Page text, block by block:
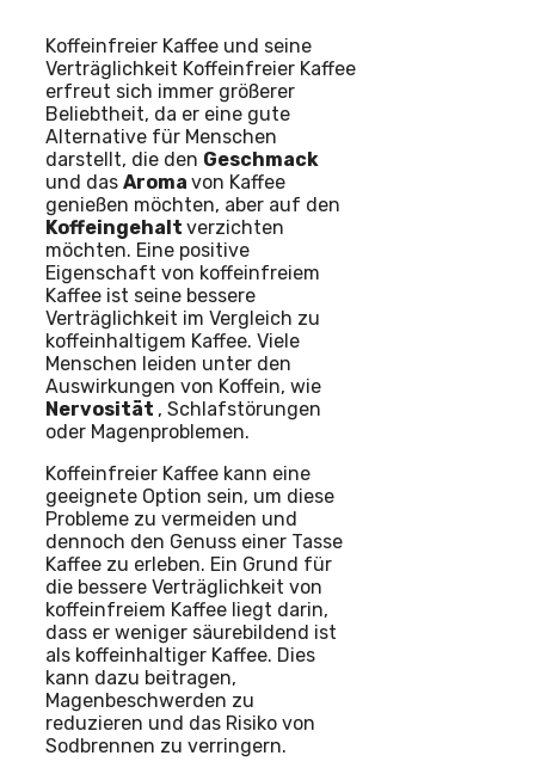
Koffeinfreier Kaffee und seine
Verträglichkeit Koffeinfreier Kaffee
erfreut sich immer größerer
Beliebtheit, da er eine gute
Alternative für Menschen
darstellt, die den Geschmack
und das Aroma von Kaffee
genießen möchten, aber auf den
Koffeingehalt verzichten
möchten. Eine positive
Eigenschaft von koffeinfreiem
Kaffee ist seine bessere
Verträglichkeit im Vergleich zu
koffeinhaltigem Kaffee. Viele
Menschen leiden unter den
Auswirkungen von Koffein, wie
Nervosität , Schlafstörungen
oder Magenproblemen.
Koffeinfreier Kaffee kann eine
geeignete Option sein, um diese
Probleme zu vermeiden und
dennoch den Genuss einer Tasse
Kaffee zu erleben. Ein Grund für
die bessere Verträglichkeit von
koffeinfreiem Kaffee liegt darin,
dass er weniger säurebildend ist
als koffeinhaltiger Kaffee. Dies
kann dazu beitragen,
Magenbeschwerden zu
reduzieren und das Risiko von
Sodbrennen zu verringern.